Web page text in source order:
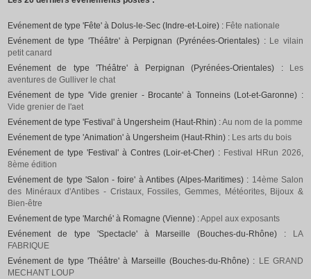
Evénement de type 'Fête' à Dolus-le-Sec (Indre-et-Loire) : Fête nationale
Evénement de type 'Théâtre' à Perpignan (Pyrénées-Orientales) : Le vilain
petit canard
Evénement de type 'Théâtre' à Perpignan (Pyrénées-Orientales) :
Les
aventures de Gulliver le chat
Evénement de type 'Vide grenier - Brocante' à Tonneins (Lot-et-Garonne) :
Vide grenier de l'aet
Evénement de type 'Festival' à Ungersheim (Haut-Rhin) :Au nom de la pomme
Evénement de type 'Animation' à Ungersheim (Haut-Rhin) : Les arts du bois
Evénement de type 'Festival' à Contres (Loir-et-Cher) : Festival HRun 2026,
8ème édition
Evénement de type 'Salon - foire' à Antibes (Alpes-Maritimes) : 14ème Salon
des Minéraux d'Antibes - Cristaux, Fossiles, Gemmes, Météorites, Bijoux &
Bien-être
Evénement de type 'Marché' à Romagne (Vienne) :Appel aux exposants
Evénement de type 'Spectacle' à Marseille (Bouches-du-Rhône) :
LA
FABRIQUE
Evénement de type 'Théâtre' à Marseille (Bouches-du-Rhône) : LE GRAND
MECHANT LOUP